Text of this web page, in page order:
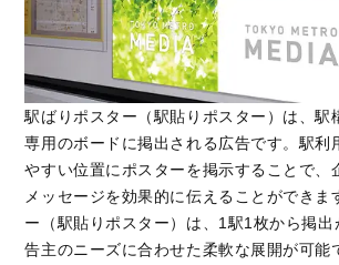
駅ばりポスター（駅貼りポスター）は、駅
専用のボードに掲出される広告です。駅利
やすい位置にポスターを掲示することで、
メッセージを効果的に伝えることができま
ー（駅貼りポスター）は、1駅1枚から掲
告主のニーズに合わせた柔軟な展開が可能